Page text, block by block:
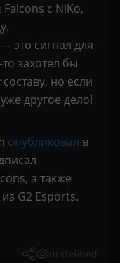
с NiKo,
это сигнал для
захотел бы
но если
другое дело!
опубликовал в
а также
G2 Esports.
undefined